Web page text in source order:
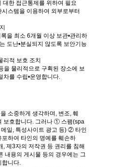
대한 접근통제를 위하여 필요
스템을 이용하여 외부로부터
을 최소 6개월 이상 보관•관리하
도난•분실되지 않도록 보안기능
리적 보호 조치
을 물리적으로 구획된 장소에 보
차를 수립•운영합니다.
소중하게 생각하며, 변조, 훼
보호합니다. 그러나 ① 스팸(spa
일, 특성사이트 광고 등) ② 타인
하여 타인의 명예를 훼손하
제3자의 저작권 등 권리를 침해
내용의 게시물 등의 경우에는 그
합니다.